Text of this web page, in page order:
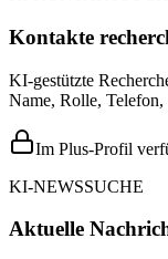
Kontakte
KI-gestützte
Name, Rolle,
Im Plus-Profil
KI-NEWSSUCHE
Aktuelle